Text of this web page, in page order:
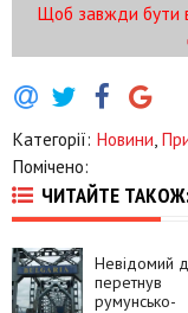
Щоб завжди бути в
Категорії: Новини
Помічено:
ЧИТАЙТЕ
Невідомий
перетнув
румунсько-